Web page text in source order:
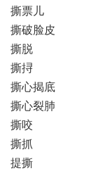
撕票儿
撕破脸皮
撕脱
撕挦
撕心揭底
撕心裂肺
撕咬
撕抓
提撕